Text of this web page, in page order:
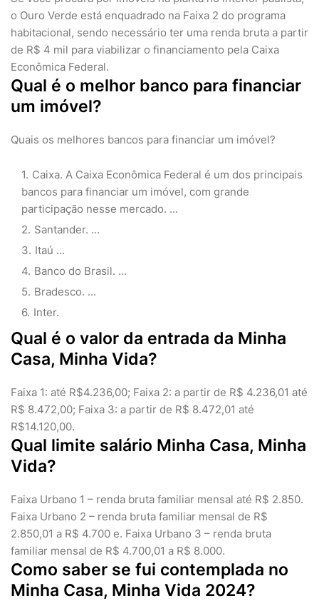
o Ouro Verde está enquadrado na Faixa 2 do programa
habitacional, sendo necessário ter uma renda bruta a partir
de R$ 4 mil para viabilizar o financiamento pela Caixa
Econômica Federal.
Qual é o melhor banco para financiar
um imóvel?
Quais os melhores bancos para financiar um imóvel?
Caixa. A Caixa Econômica Federal é um dos principais
bancos para financiar um imóvel, com grande
participação nesse mercado. ...
Santander. ...
Itaú ...
Banco do Brasil. ...
Bradesco. ...
Inter.
Qual é o valor da entrada da Minha
Casa, Minha Vida?
Faixa 1: até R$4.236,00; Faixa 2: a partir de R$ 4.236,01 até
R$ 8.472,00; Faixa 3: a partir de R$ 8.472,01 até
R$14.120,00.
Qual limite salário Minha Casa, Minha
Vida?
Faixa Urbano 1 – renda bruta familiar mensal até R$ 2.850.
Faixa Urbano 2 – renda bruta familiar mensal de R$
2.850,01 a R$ 4.700 e. Faixa Urbano 3 – renda bruta
familiar mensal de R$ 4.700,01 a R$ 8.000.
Como saber se fui contemplada no
Minha Casa, Minha Vida 2024?